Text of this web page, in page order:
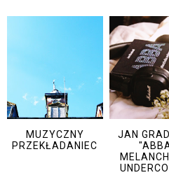
MUZYCZNY
PRZEKŁADANIEC
JAN